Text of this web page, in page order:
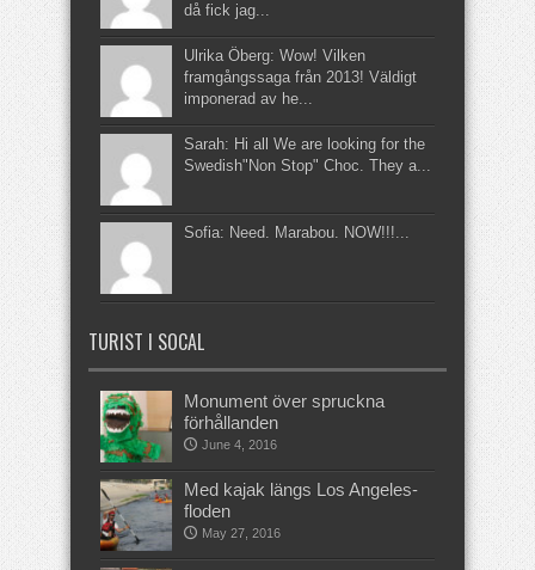
då fick jag...
Ulrika Öberg: Wow! Vilken
framgångssaga från 2013! Väldigt
imponerad av he...
Sarah: Hi all We are looking for the
Swedish"Non Stop" Choc. They a...
Sofia: Need. Marabou. NOW!!!...
TURIST I SOCAL
Monument över spruckna
förhållanden
June 4, 2016
Med kajak längs Los Angeles-
floden
May 27, 2016